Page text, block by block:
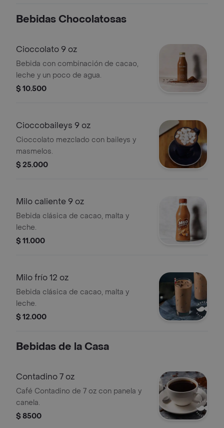
Bebidas Chocolatosas
Cioccolato 9 oz
Bebida con combinación de cacao,
leche y un poco de agua.
$ 10.500
Cioccobaileys 9 oz
Cioccolato mezclado con baileys y
masmelos.
$ 25.000
Milo caliente 9 oz
Bebida clásica de cacao, malta y
leche.
$ 11.000
Milo frío 12 oz
Bebida clásica de cacao, malta y
leche.
$ 12.000
Bebidas de la Casa
Contadino 7 oz
Café Contadino de 7 oz con panela y
canela.
$ 8500